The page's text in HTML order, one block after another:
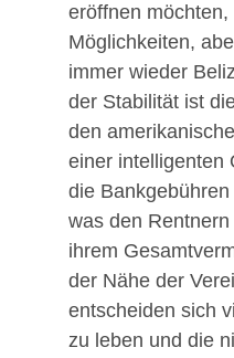
eröffnen
Möglichkeiten,
immer wieder
der Stabilität ist
den
einer intelligenten
die
was den
ihrem
der Nähe der
entscheiden sich
zu leben und die